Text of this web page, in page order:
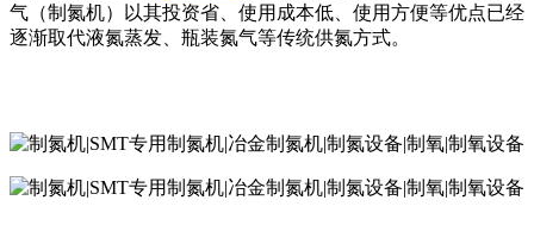
气（制氮机）以其投资省、使用成本低、使用方便等优点已经
逐渐取代液氮蒸发、瓶装氮气等传统供氮方式。